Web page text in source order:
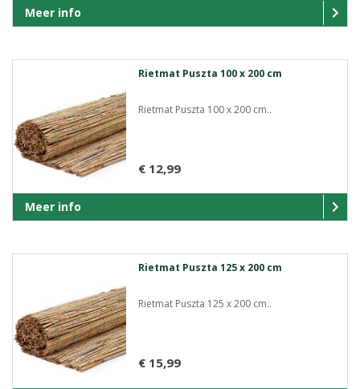
Meer info
Rietmat Puszta 100 x 200 cm
Rietmat Puszta 100 x 200 cm..
€ 12,99
Meer info
Rietmat Puszta 125 x 200 cm
Rietmat Puszta 125 x 200 cm..
€ 15,99